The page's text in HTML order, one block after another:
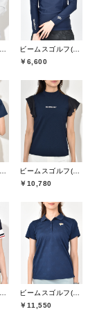
￥6,600
￥10,780
￥11,550